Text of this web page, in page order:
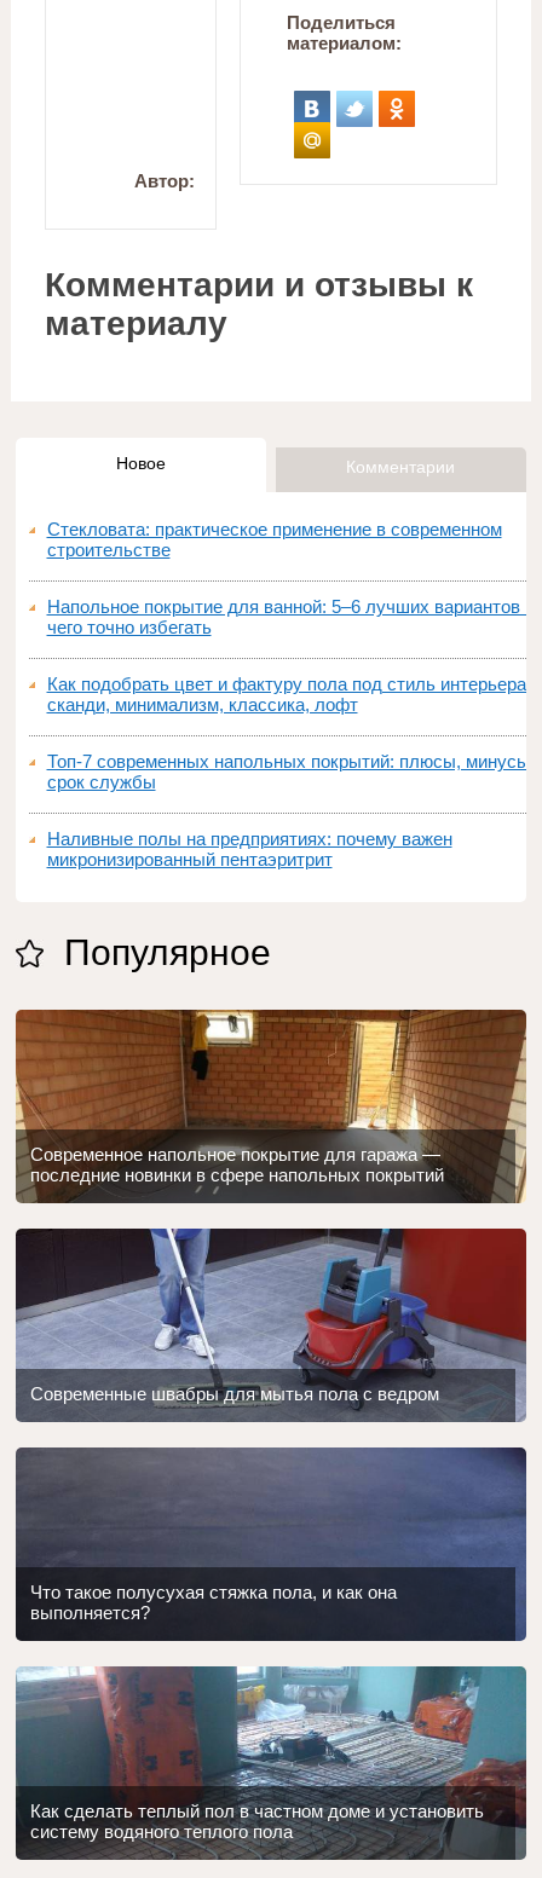
Автор:
Поделиться
материалом:
Комментарии и отзывы к
материалу
Новое Комментарии
Стекловата: практическое применение в современном
строительстве
Напольное покрытие для ванной: 5–6 лучших вариантов и
чего точно избегать
Как подобрать цвет и фактуру пола под стиль интерьера:
сканди, минимализм, классика, лофт
Топ‑7 современных напольных покрытий: плюсы, минусы,
срок службы
Наливные полы на предприятиях: почему важен
микронизированный пентаэритрит
Популярное
Современное напольное покрытие для гаража —
последние новинки в сфере напольных покрытий
Современные швабры для мытья пола с ведром
Что такое полусухая стяжка пола, и как она
выполняется?
Как сделать теплый пол в частном доме и установить
систему водяного теплого пола